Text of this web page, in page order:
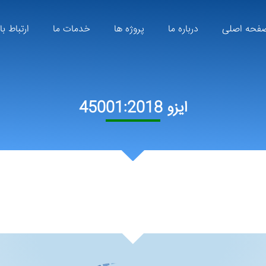
اصلی درباره ما پروژه ها خدمات ما ارتباط
ایزو 45001:2018